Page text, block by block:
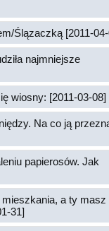
Ślązaczką [2011-
najmniejsze
wiosny: [2011-03-08]
Na co ją
papierosów. Jak
a ty masz
31]